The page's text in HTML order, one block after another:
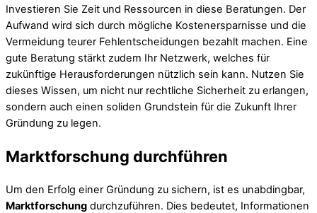
Investieren Sie Zeit und Ressourcen in diese Beratungen. Der
Aufwand wird sich durch mögliche Kostenersparnisse und die
Vermeidung teurer Fehlentscheidungen bezahlt machen. Eine
gute Beratung stärkt zudem Ihr Netzwerk, welches für
zukünftige Herausforderungen nützlich sein kann. Nutzen Sie
dieses Wissen, um nicht nur rechtliche Sicherheit zu erlangen,
sondern auch einen soliden Grundstein für die Zukunft Ihrer
Gründung zu legen.
Marktforschung durchführen
Um den Erfolg einer Gründung zu sichern, ist es unabdingbar,
Marktforschung durchzuführen. Dies bedeutet, Informationen